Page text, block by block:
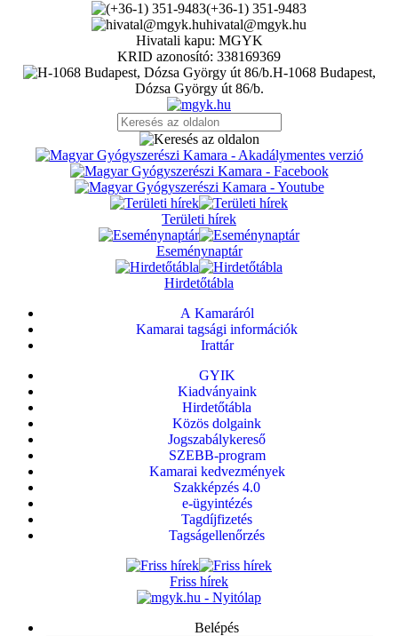
(+36-1) 351-9483
hivatal@mgyk.hu
Hivatali kapu: MGYK
KRID azonosító: 338169369
H-1068 Budapest,
Dózsa György út 86/b.
Területi hírek
Eseménynaptár
Hirdetőtábla
A Kamaráról
Kamarai tagsági információk
Irattár
GYIK
Kiadványaink
Hirdetőtábla
Közös dolgaink
Jogszabálykereső
SZEBB-program
Kamarai kedvezmények
Szakképzés 4.0
e-ügyintézés
Tagdíjfizetés
Tagságellenőrzés
Friss hírek
Belépés